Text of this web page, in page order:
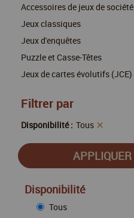
Accessoires de jeux de société
Jeux classiques
Jeux d'enquêtes
Puzzle et Casse-Têtes
Jeux de cartes évolutifs (JCE)
Filtrer par
Disponibilité : Tous
Disponibilité
Tous